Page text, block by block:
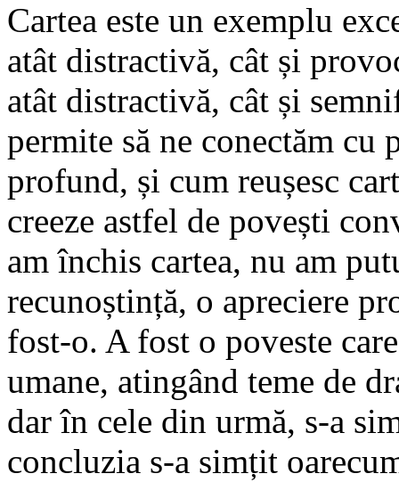
Cartea este un exemplu
atât distractivă, cât și
atât distractivă, cât și
permite să ne conectăm cu
profund, și cum reușesc
creeze astfel de povești
am închis cartea, nu am
recunoștință, o apreciere
fost-o. A fost o poveste
umane, atingând teme de
dar în cele din urmă, s-a
concluzia s-a simțit